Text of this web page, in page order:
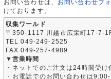
お問い合わせは、 お問い合わせフ
けております。
収集ワールド
〒350-1117 川越市広栄町17-7-
TEL 049-249-2525
FAX 049-257-4989
▼営業時間
・ネットでのご注文は24時間受け
・お電話でのお問い合わせは